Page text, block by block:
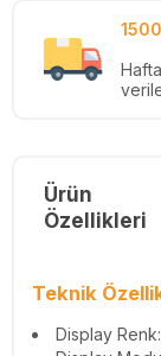
Ürün
Özellikleri
Teknik
Display